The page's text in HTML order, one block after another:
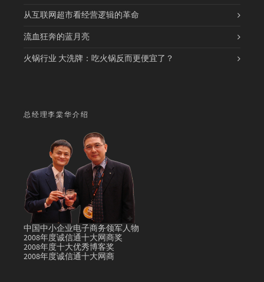
从互联网超市看经营逻辑的革命
流血狂奔的蓝月亮
火锅行业 大洗牌：吃火锅反而更便宜了？
总经理李棠华介绍
中国中小企业电子商务领军人物
2008年度诚信通十大网商奖
2008年度十大优秀博客奖
2008年度诚信通十大网商